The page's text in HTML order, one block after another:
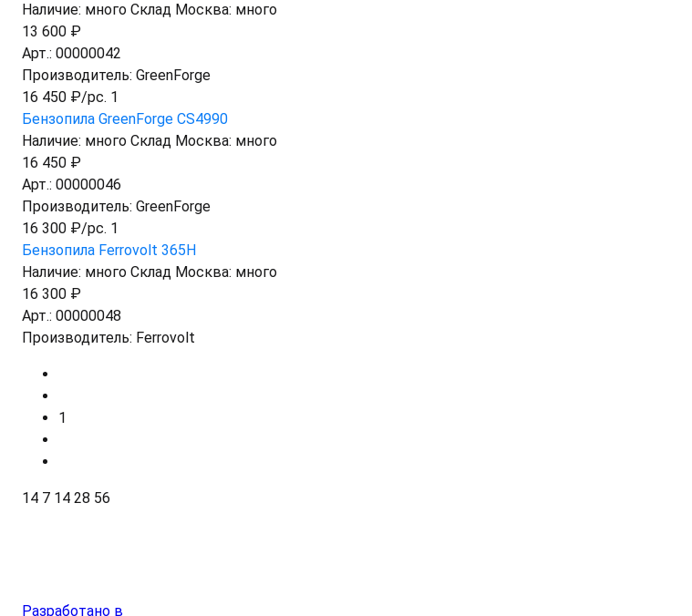
Наличие: много Склад Москва: много
13 600 ₽
Арт.: 00000042
Производитель: GreenForge
16 450 ₽/pc. 1
Бензопила GreenForge CS4990
Наличие: много Склад Москва: много
16 450 ₽
Арт.: 00000046
Производитель: GreenForge
16 300 ₽/pc. 1
Бензопила Ferrovolt 365H
Наличие: много Склад Москва: много
16 300 ₽
Арт.: 00000048
Производитель: Ferrovolt
1
14 7 14 28 56
Разработано в